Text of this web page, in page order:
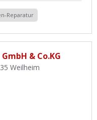
Reparatur
& Co.KG
Weilheim